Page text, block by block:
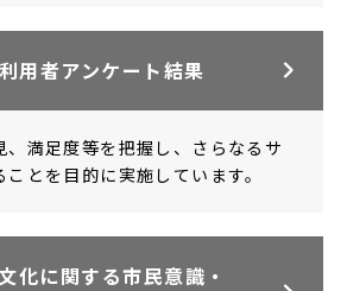
用者アンケート結果
、満足度等を把握し、さらなるサ
とを目的に実施しています。
化に関する市民意識・